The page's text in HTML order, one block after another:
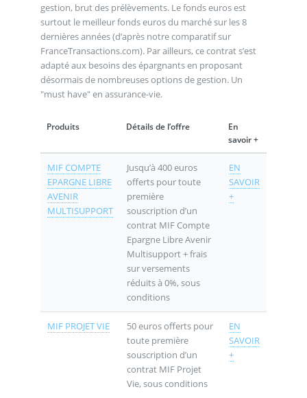
gestion, brut des prélèvements. Le fonds euros est
surtout le meilleur fonds euros du marché sur les 8
dernières années (d’après notre comparatif sur
FranceTransactions.com). Par ailleurs, ce contrat s’est
adapté aux besoins des épargnants en proposant
désormais de nombreuses options de gestion. Un
"must have" en assurance-vie.
Produits Détails de l’offre
En
savoir +
MIF COMPTE
EPARGNE LIBRE
AVENIR
MULTISUPPORT
Jusqu’à 400 euros
offerts pour toute
première
souscription d’un
contrat MIF Compte
Epargne Libre Avenir
Multisupport + frais
sur versements
réduits à 0%, sous
conditions
EN
SAVOIR
+
MIF PROJET VIE
50 euros offerts pour
toute première
souscription d’un
contrat MIF Projet
Vie, sous conditions
EN
SAVOIR
+